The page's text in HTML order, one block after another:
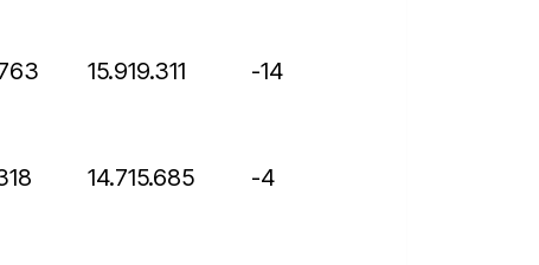
15.919.311 -14
14.715.685 -4